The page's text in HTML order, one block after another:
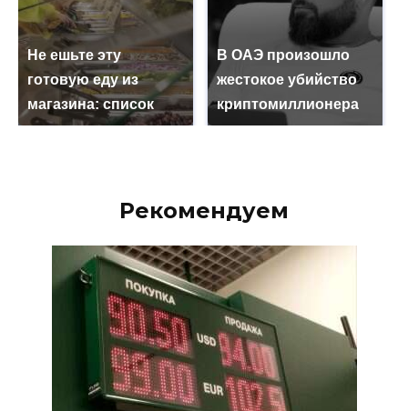
Не ешьте эту
готовую еду из
магазина: список
В ОАЭ произошло
жестокое убийство
криптомиллионера
Рекомендуем